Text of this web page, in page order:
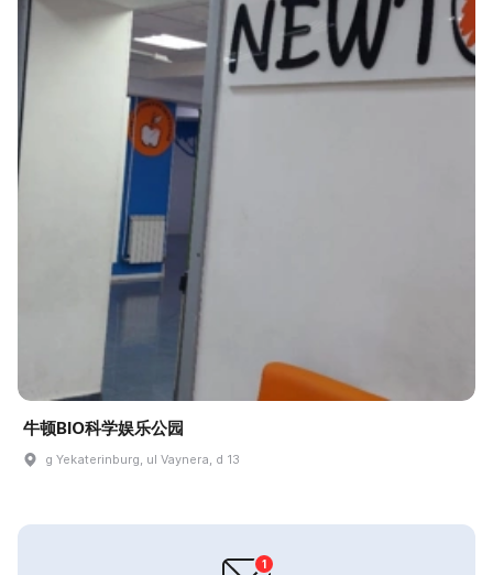
牛顿BIO科学娱乐公园
g Yekaterinburg, ul Vaynera, d 13